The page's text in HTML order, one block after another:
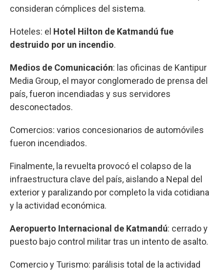
consideran cómplices del sistema.
Hoteles: el Hotel Hilton de Katmandú fue
destruido por un incendio.
Medios de Comunicación: las oficinas de Kantipur
Media Group, el mayor conglomerado de prensa del
país, fueron incendiadas y sus servidores
desconectados.
Comercios: varios concesionarios de automóviles
fueron incendiados.
Finalmente, la revuelta provocó el colapso de la
infraestructura clave del país, aislando a Nepal del
exterior y paralizando por completo la vida cotidiana
y la actividad económica.
Aeropuerto Internacional de Katmandú: cerrado y
puesto bajo control militar tras un intento de asalto.
Comercio y Turismo: parálisis total de la actividad